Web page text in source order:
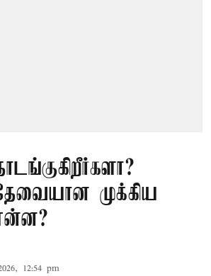
முக்கிய
12:54 pm